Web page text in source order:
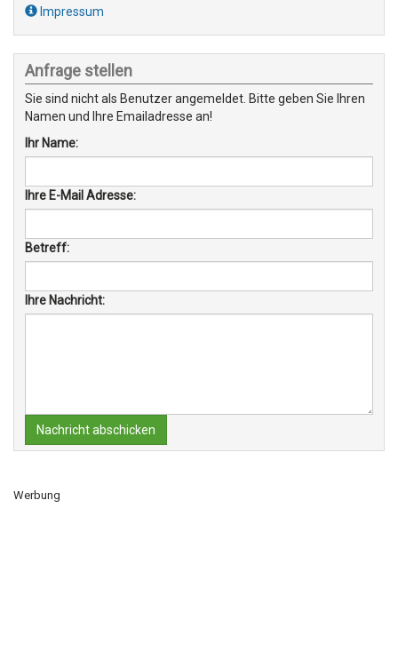
Impressum
Anfrage stellen
Sie sind nicht als Benutzer angemeldet. Bitte geben Sie Ihren
Namen und Ihre Emailadresse an!
Ihr Name:
Ihre E-Mail Adresse:
Betreff:
Ihre Nachricht:
Nachricht abschicken
Werbung